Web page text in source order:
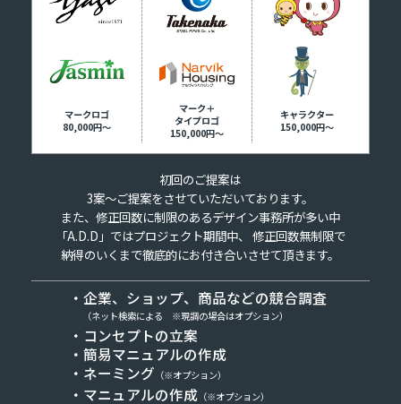
マークロゴ
80,000円～
マーク＋
タイプロゴ
150,000円～
キャラクター
150,000円～
初回のご提案は
3案～ご提案をさせていただいております。
また、修正回数に制限のあるデザイン事務所が多い中
「A.D.D」ではプロジェクト期間中、 修正回数無制限で
納得のいくまで徹底的にお付き合いさせて頂きます。
・企業、ショップ、商品などの競合調査
（ネット検索による ※現調の場合はオプション）
・コンセプトの立案
・簡易マニュアルの作成
・ネーミング （※オプション）
・マニュアルの作成（※オプション）